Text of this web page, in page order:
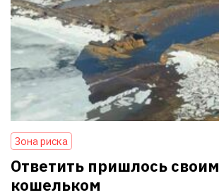
Зона риска
Ответить пришлось своим
кошельком